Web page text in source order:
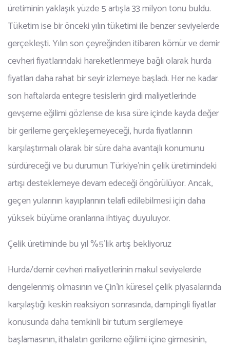
üretiminin yaklaşık yüzde 5 artışla 33 milyon tonu buldu.
Tüketim ise bir önceki yılın tüketimi ile benzer seviyelerde
gerçekleşti. Yılın son çeyreğinden itibaren kömür ve demir
cevheri fiyatlarındaki hareketlenmeye bağlı olarak hurda
fiyatları daha rahat bir seyir izlemeye başladı. Her ne kadar
son haftalarda entegre tesislerin girdi maliyetlerinde
gevşeme eğilimi gözlense de kısa süre içinde kayda değer
bir gerileme gerçekleşemeyeceği, hurda fiyatlarının
karşılaştırmalı olarak bir süre daha avantajlı konumunu
sürdüreceği ve bu durumun Türkiye’nin çelik üretimindeki
artışı desteklemeye devam edeceği öngörülüyor. Ancak,
geçen yularının kayıplarının telafi edilebilmesi için daha
yüksek büyüme oranlarına ihtiyaç duyuluyor.
Çelik üretiminde bu yıl %5’lik artış bekliyoruz
Hurda/demir cevheri maliyetlerinin makul seviyelerde
dengelenmiş olmasının ve Çin’in küresel çelik piyasalarında
karşılaştığı keskin reaksiyon sonrasında, dampingli fiyatlar
konusunda daha temkinli bir tutum sergilemeye
başlamasının, ithalatın gerileme eğilimi içine girmesinin,